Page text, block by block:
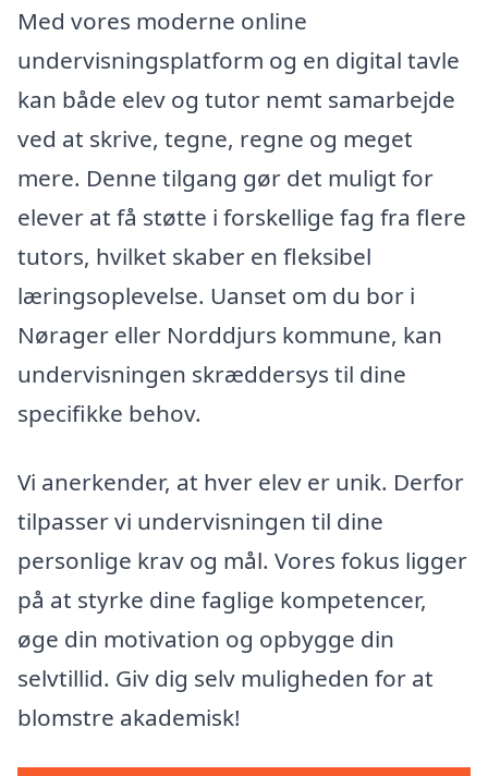
Med vores moderne online
undervisningsplatform og en digital tavle
kan både elev og tutor nemt samarbejde
ved at skrive, tegne, regne og meget
mere. Denne tilgang gør det muligt for
elever at få støtte i forskellige fag fra flere
tutors, hvilket skaber en fleksibel
læringsoplevelse. Uanset om du bor i
Nørager eller Norddjurs kommune, kan
undervisningen skræddersys til dine
specifikke behov.
Vi anerkender, at hver elev er unik. Derfor
tilpasser vi undervisningen til dine
personlige krav og mål. Vores fokus ligger
på at styrke dine faglige kompetencer,
øge din motivation og opbygge din
selvtillid. Giv dig selv muligheden for at
blomstre akademisk!